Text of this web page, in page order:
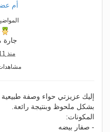
أم
المواضيع:
جارة
منذ 11 عامًا
مشاهدات:
إليك عزيزتي حواء وصفة
بشكل ملحوظ وبنتيجة رائعة.
المكونات:
- صفار بيضه